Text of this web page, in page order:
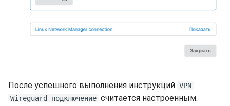
После успешного выполнения инструкций VPN
Wireguard-подключение считается настроенным.